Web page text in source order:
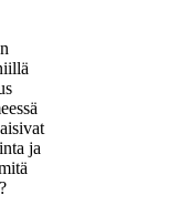
ja